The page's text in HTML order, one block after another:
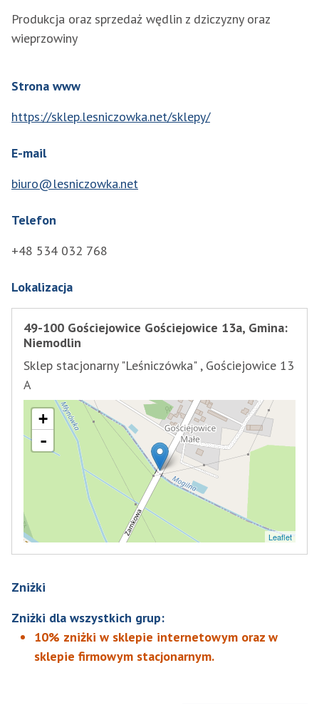
Produkcja oraz sprzedaż wędlin z dziczyzny oraz
wieprzowiny
Strona www
https://sklep.lesniczowka.net/sklepy/
E-mail
biuro@lesniczowka.net
Telefon
+48 534 032 768
Lokalizacja
49-100 Gościejowice Gościejowice 13a, Gmina:
Niemodlin
Sklep stacjonarny "Leśniczówka" , Gościejowice 13
A
+
-
Leaflet
Zniżki
Zniżki dla wszystkich grup:
10% zniżki w sklepie internetowym oraz w
sklepie firmowym stacjonarnym.